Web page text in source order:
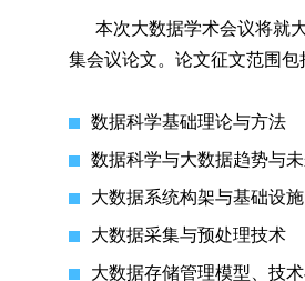
本次大数据学术会议将就大
集会议论文。论文征文范围包
数据科学基础理论与方法
数据科学与大数据趋势与
大数据系统构架与基础设施
大数据采集与预处理技术
大数据存储管理模型、技